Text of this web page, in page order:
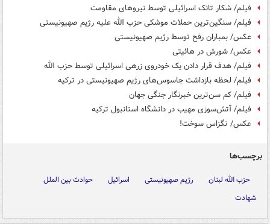
فیلم/ شکار تانک اسرائیلی توسط نیروهای مقاومت
فیلم/ سنگین‌ترین حملات موشکی حزب الله علیه رژیم صهیونیستی
عکس/ بمباران رفح توسط رژیم صهیونیستی
عکس/ شورش در هائیتی
فیلم/ هدف قرار دادن یک خودروی زرهی اسرائیلی توسط حزب الله
فیلم/ لحظه بازداشت جاسوس‌های رژیم صهیونیستی در ترکیه
فیلم/ کم سن‌ترین خبرنگار جنگی جهان
فیلم/ آتش‌سوزی مهیب در دانشگاه استانبول ترکیه
عکس/ تگزاس سوخت!
برچسب‌ها
حزب الله لبنان رژیم صهیونیستی اسرائیل
حوادث بین الملل
شهادت